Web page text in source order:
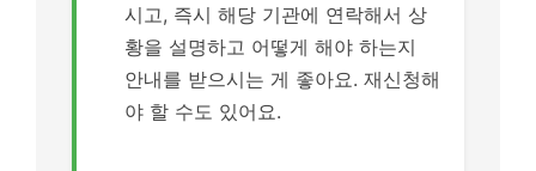
시고, 즉시 해당 기관에 연락해서 상
황을 설명하고 어떻게 해야 하는지
안내를 받으시는 게 좋아요. 재신청해
야 할 수도 있어요.